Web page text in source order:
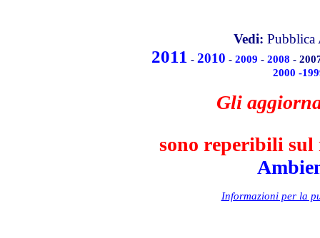
Vedi: Pubblica
2011 - 2010 - 2009 - 2008 -
2000 -
Gli
sono reperibili
Informazioni per la